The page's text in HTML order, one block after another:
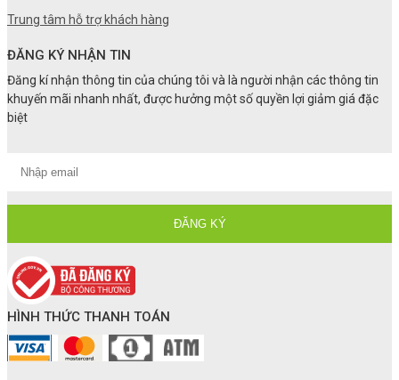
Trung tâm hỗ trợ khách hàng
ĐĂNG KÝ NHẬN TIN
Đăng kí nhận thông tin của chúng tôi và là người nhận các thông tin
khuyến mãi nhanh nhất, được hưởng một số quyền lợi giảm giá đặc
biệt
HÌNH THỨC THANH TOÁN